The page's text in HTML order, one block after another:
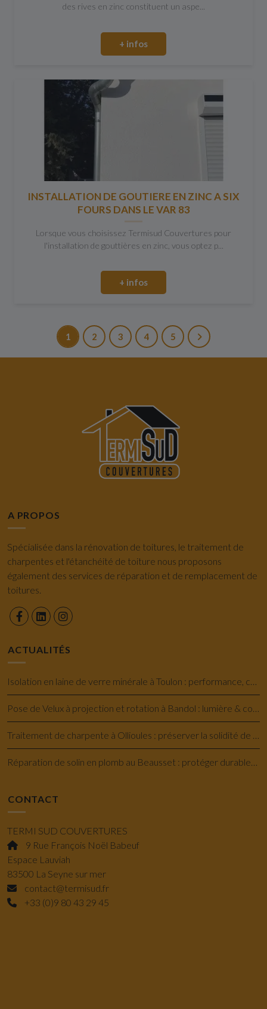
des rives en zinc constituent un aspe...
+ infos
INSTALLATION DE GOUTIERE EN ZINC A SIX
FOURS DANS LE VAR 83
Lorsque vous choisissez Termisud Couvertures pour
l'installation de gouttières en zinc, vous optez p...
+ infos
1 2 3 4 5
A PROPOS
Spécialisée dans la rénovation de toitures, le traitement de
charpentes et l'étanchéité de toiture nous proposons
également des services de réparation et de remplacement de
toitures.
ACTUALITÉS
Isolation en laine de verre minérale à Toulon : performance, confort et économie
Pose de Velux à projection et rotation à Bandol : lumière & confort savoir-faire
Traitement de charpente à Ollioules : préserver la solidité de votre maison
Réparation de solin en plomb au Beausset : protéger durablement votre toiture
CONTACT
TERMI SUD COUVERTURES
9 Rue François Noël Babeuf
Espace Lauviah
83500 La Seyne sur mer
contact@termisud.fr
+33 (0)9 80 43 29 45